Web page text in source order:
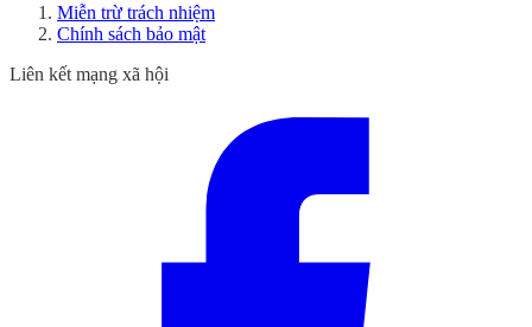
Miễn trừ trách nhiệm
Chính sách bảo mật
Liên kết mạng xã hội